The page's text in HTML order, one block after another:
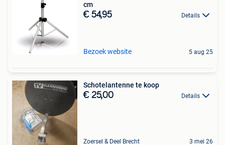
cm
€ 54,95 Details
Bezoek website 5 aug 25
Schotelantenne te koop
€ 25,00 Details
Zoersel & Deel Brecht 3 mei 26